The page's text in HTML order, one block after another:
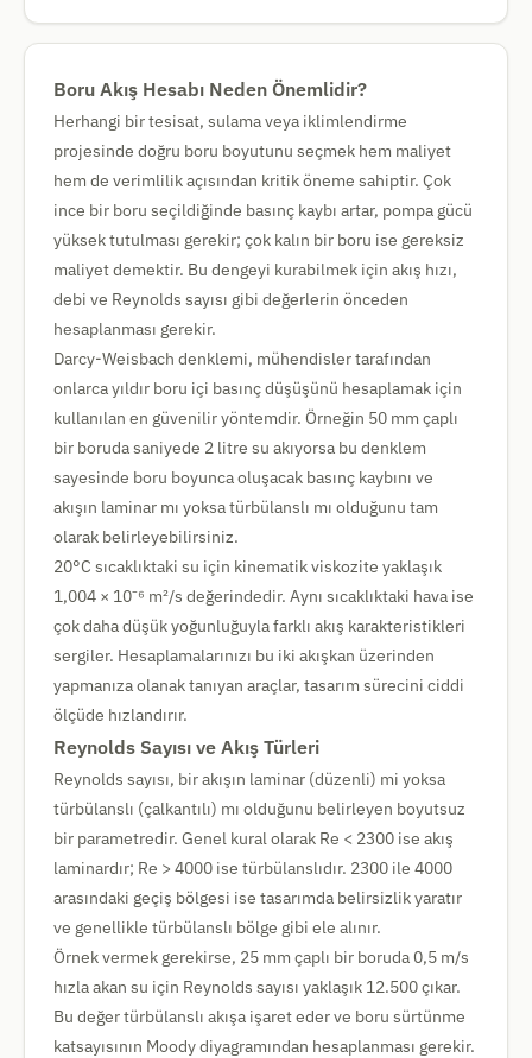
Boru Akış Hesabı Neden Önemlidir?
Herhangi bir tesisat, sulama veya iklimlendirme
projesinde doğru boru boyutunu seçmek hem maliyet
hem de verimlilik açısından kritik öneme sahiptir. Çok
ince bir boru seçildiğinde basınç kaybı artar, pompa gücü
yüksek tutulması gerekir; çok kalın bir boru ise gereksiz
maliyet demektir. Bu dengeyi kurabilmek için akış hızı,
debi ve Reynolds sayısı gibi değerlerin önceden
hesaplanması gerekir.
Darcy-Weisbach denklemi, mühendisler tarafından
onlarca yıldır boru içi basınç düşüşünü hesaplamak için
kullanılan en güvenilir yöntemdir. Örneğin 50 mm çaplı
bir boruda saniyede 2 litre su akıyorsa bu denklem
sayesinde boru boyunca oluşacak basınç kaybını ve
akışın laminar mı yoksa türbülanslı mı olduğunu tam
olarak belirleyebilirsiniz.
20°C sıcaklıktaki su için kinematik viskozite yaklaşık
1,004 × 10⁻⁶ m²/s değerindedir. Aynı sıcaklıktaki hava ise
çok daha düşük yoğunluğuyla farklı akış karakteristikleri
sergiler. Hesaplamalarınızı bu iki akışkan üzerinden
yapmanıza olanak tanıyan araçlar, tasarım sürecini ciddi
ölçüde hızlandırır.
Reynolds Sayısı ve Akış Türleri
Reynolds sayısı, bir akışın laminar (düzenli) mi yoksa
türbülanslı (çalkantılı) mı olduğunu belirleyen boyutsuz
bir parametredir. Genel kural olarak Re < 2300 ise akış
laminardır; Re > 4000 ise türbülanslıdır. 2300 ile 4000
arasındaki geçiş bölgesi ise tasarımda belirsizlik yaratır
ve genellikle türbülanslı bölge gibi ele alınır.
Örnek vermek gerekirse, 25 mm çaplı bir boruda 0,5 m/s
hızla akan su için Reynolds sayısı yaklaşık 12.500 çıkar.
Bu değer türbülanslı akışa işaret eder ve boru sürtünme
katsayısının Moody diyagramından hesaplanması gerekir.